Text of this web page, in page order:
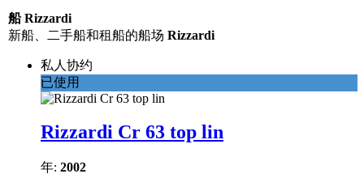
船 Rizzardi
新船、二手船和租船的船场 Rizzardi
私人协约
已使用
Rizzardi Cr 63 top lin
年: 2002